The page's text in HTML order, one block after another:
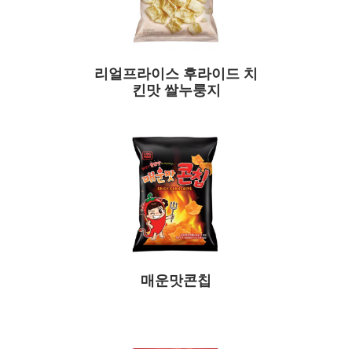
리얼프라이스 후라이드 치
킨맛 쌀누룽지
매운맛콘칩